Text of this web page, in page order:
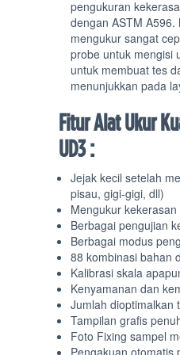
pengukuran
dengan ASTM
mengukur sangat
probe untuk mengisi
untuk membuat tes
menunjukkan pada
Fitur Alat Ukur
UD3 :
Jejak kecil setelah
pisau, gigi-gigi, dll)
Mengukur
Berbagai pengujian
Berbagai modus
88 kombinasi bahan
Kalibrasi skala
Kenyamanan dan
Jumlah dioptimalkan
Tampilan grafis
Foto Fixing sampel
Pengakuan otomatis